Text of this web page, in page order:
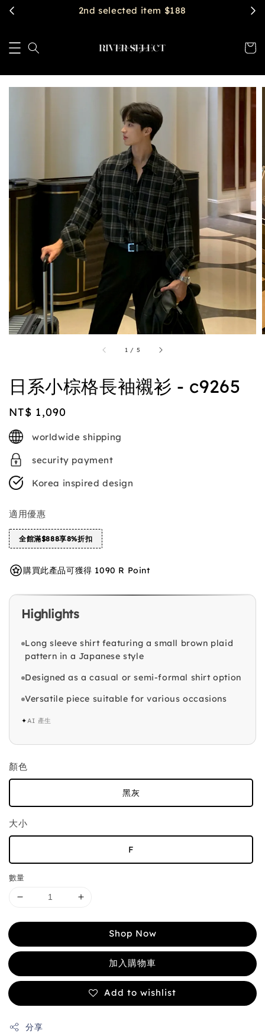
2nd selected item $188
1 / 5
日系小棕格長袖襯衫 - c9265
Regular
price
NT$ 1,090
worldwide shipping
security payment
Korea inspired design
適用優惠
全館滿$888享8%折扣
購買此產品可獲得 1090 R Point
Highlights
Long sleeve shirt featuring a small brown plaid
pattern in a Japanese style
Designed as a casual or semi-formal shirt option
Versatile piece suitable for various occasions
✦AI 產生
顏色
黑灰
大小
F
數量
Shop Now
加入購物車
Add to wishlist
分享